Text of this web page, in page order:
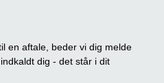
en aftale, beder vi dig melde
dig - det står i dit